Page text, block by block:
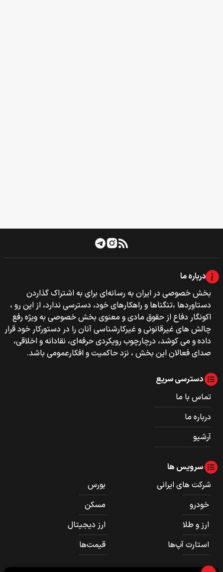
درباره ما
بخش خصوصی‌‌ در ایران به رسانه‌ای برای به اشتراک گذاردن
دستاوردها ،تنگناها و راهکارهای خود، دسترسی ندارد، از این رو ،
اکونگار دفاع از حقوق مادی و معنوی بخش خصوصی به ویژه رفع
چالش های غیرقانونی و غیرکارشناسی آنان را در دستورکار خود قرار
داده و می کوشد، درچارچوب رویکردی حرفه‌ای، نقادانه و اخلاقی،
صدای فعالان این بخش ، نزد حاکمیت و افکارعمومی باشد.
دسترسی سریع
تماس با ما
درباره ما
آرشیو
سرویس ها
شرکت های ایرانی
بورس
خودرو
مسکن
ارز و طلا
ارز دیجیتال
استارت آپ‌ها
قیمت‌ها